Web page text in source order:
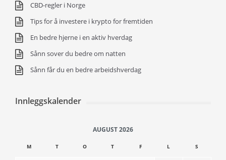
CBD-regler i Norge
Tips for å investere i krypto for fremtiden
En bedre hjerne i en aktiv hverdag
Sånn sover du bedre om natten
Sånn får du en bedre arbeidshverdag
Innleggskalender
AUGUST 2026
M T O T F L S